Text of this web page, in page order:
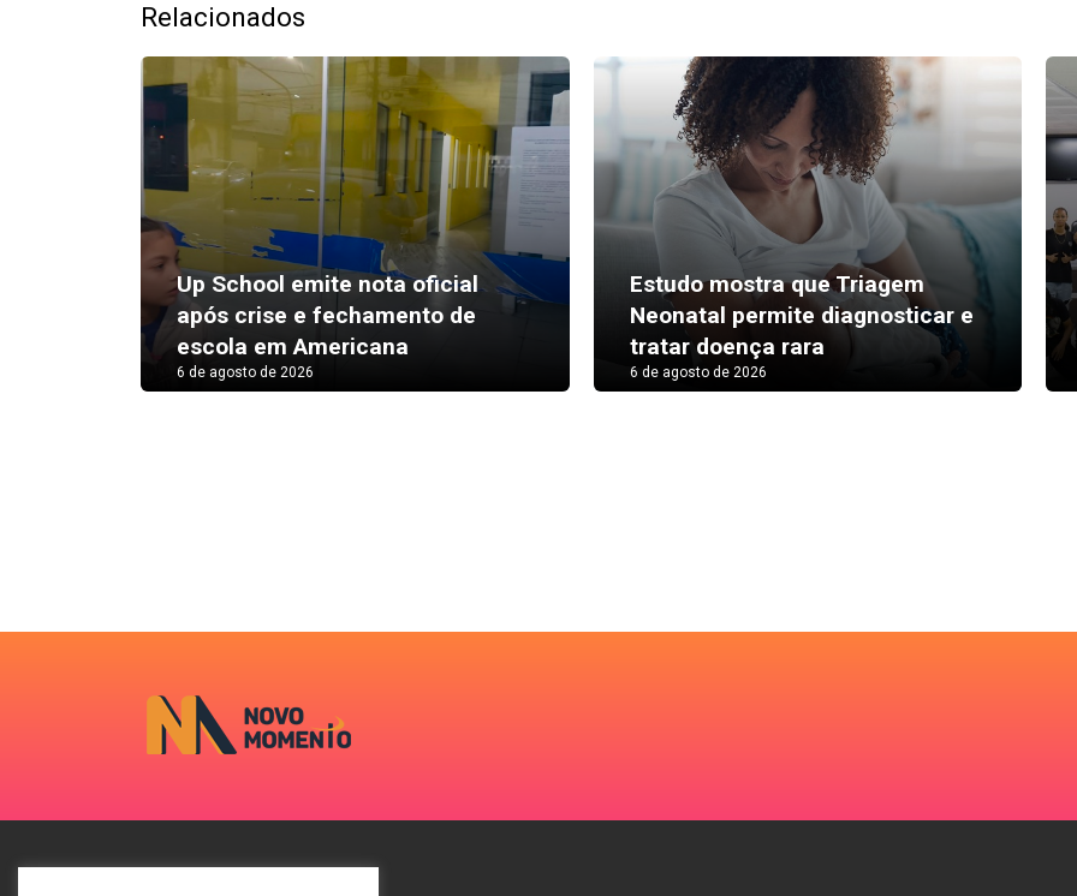
Relacionados
Up School emite nota oficial
após crise e fechamento de
escola em Americana
6 de agosto de 2026
Estudo mostra que Triagem
Neonatal permite diagnosticar e
tratar doença rara
6 de agosto de 2026